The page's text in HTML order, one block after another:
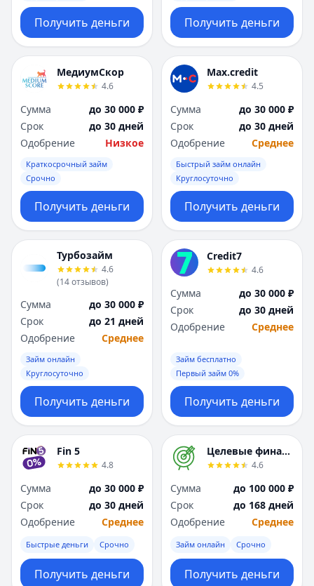
Получить деньги Получить деньги
МедиумСкор
4.6
Сумма
до 30 000 ₽
Срок
до 30 дней
Одобрение
Низкое
Краткосрочный займ
Срочно
Получить деньги
Max.credit
4.5
Сумма
до 30 000 ₽
Срок
до 30 дней
Одобрение
Среднее
Быстрый займ онлайн
Круглосуточно
Получить деньги
Турбозайм
4.6
(14отзывов)
Сумма
до 30 000 ₽
Срок
до 21 дней
Одобрение
Среднее
Займ онлайн
Круглосуточно
Получить деньги
Credit7
4.6
Сумма
до 30 000 ₽
Срок
до 30 дней
Одобрение
Среднее
Займ бесплатно
Первый займ 0%
Получить деньги
Fin 5
4.8
Сумма
до 30 000 ₽
Срок
до 30 дней
Одобрение
Среднее
Быстрые деньги Срочно
Получить деньги
Целевые финансы
4.6
Сумма
до 100 000 ₽
Срок
до 168 дней
Одобрение
Среднее
Займ онлайн Срочно
Получить деньги